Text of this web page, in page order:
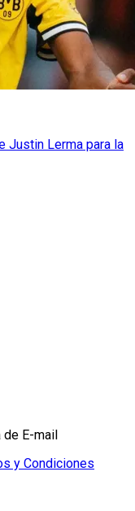
Justin Lerma para la
de E-mail
y Condiciones